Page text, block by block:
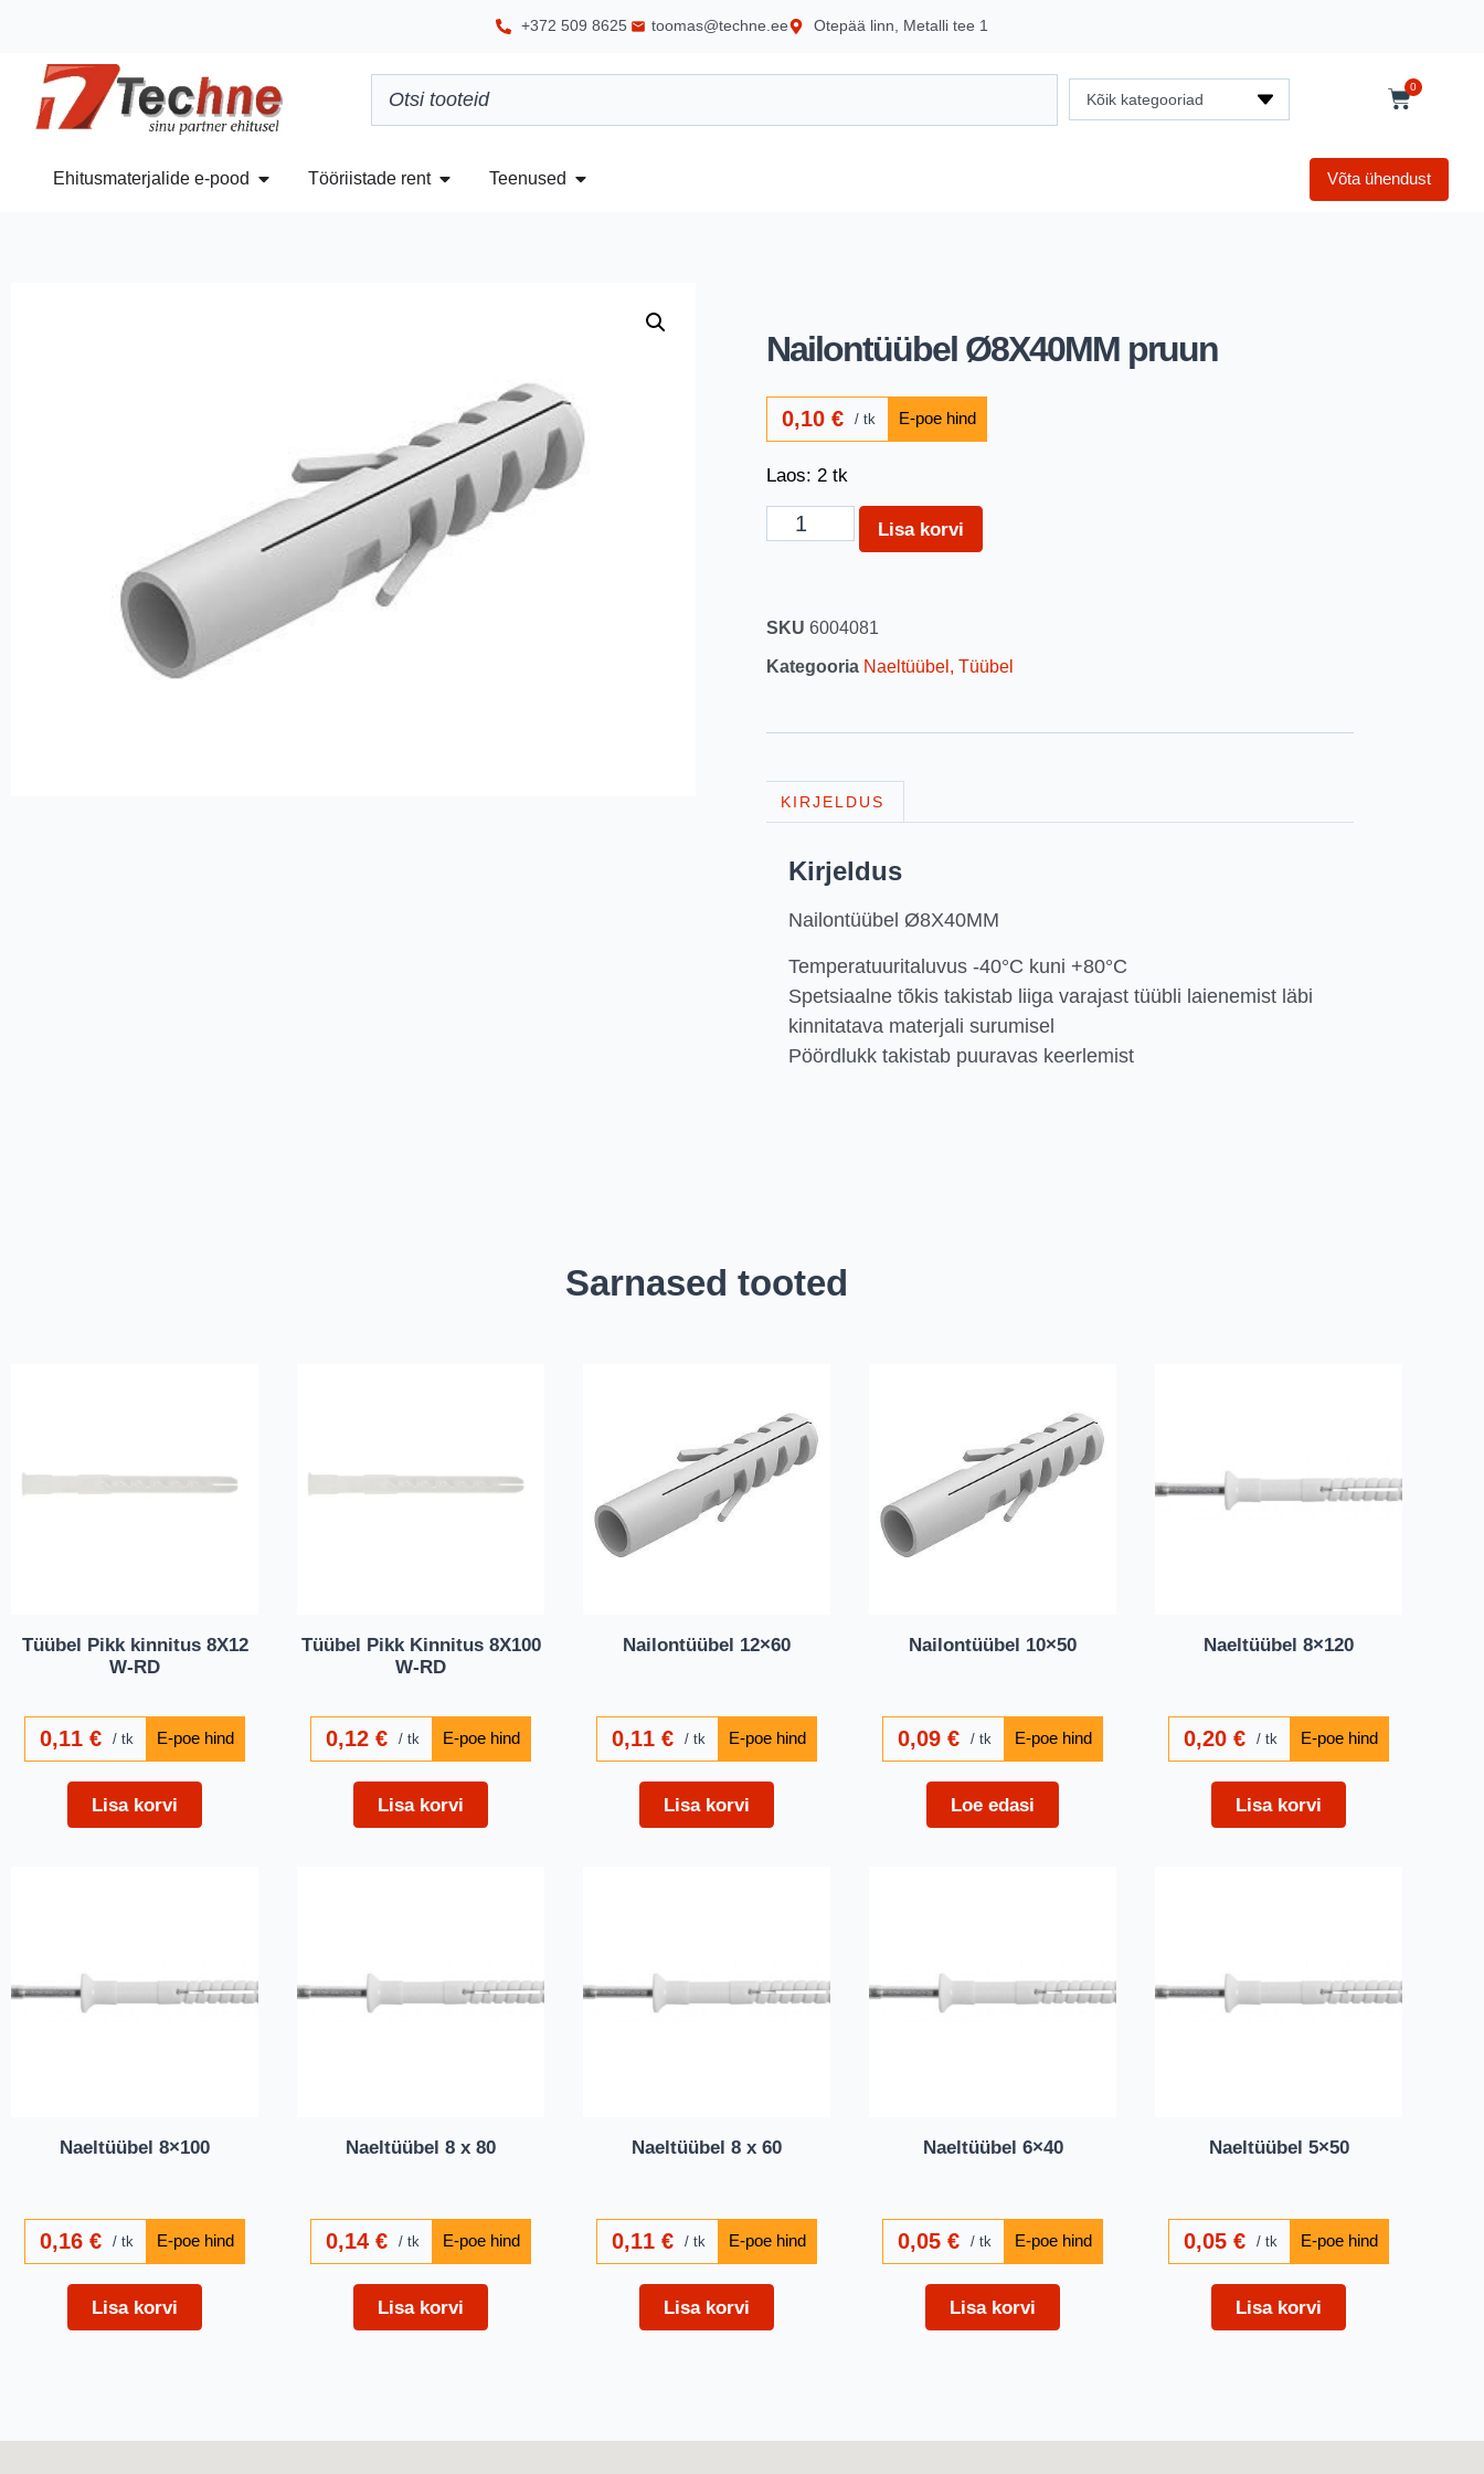
+372 509 8625 toomas@techne.ee Otepää linn, Metalli tee 1
Kõik kategooriad
0
Ehitusmaterjalide e-pood Tööriistade rent Teenused Võta ühendust
Nailontüübel Ø8X40MM pruun
0,10€ tk
Laos: 2 tk
Lisa korvi
SKU 6004081
Kategooria Naeltüübel, Tüübel
KIRJELDUS
Kirjeldus
Nailontüübel Ø8X40MM
Temperatuuritaluvus -40°C kuni +80°C
Spetsiaalne tõkis takistab liiga varajast tüübli laienemist läbi
kinnitatava materjali surumisel
Pöördlukk takistab puuravas keerlemist
Sarnased tooted
Tüübel Pikk kinnitus 8X12
W-RD
0,11€ tk
Lisa korvi
Tüübel Pikk Kinnitus 8X100
W-RD
0,12€ tk
Lisa korvi
Nailontüübel 12×60
0,11€ tk
Lisa korvi
Nailontüübel 10×50
0,09€ tk
Loe edasi
Naeltüübel 8×120
0,20€ tk
Lisa korvi
Naeltüübel 8×100
0,16€ tk
Lisa korvi
Naeltüübel 8 x 80
0,14€ tk
Lisa korvi
Naeltüübel 8 x 60
0,11€ tk
Lisa korvi
Naeltüübel 6×40
0,05€ tk
Lisa korvi
Naeltüübel 5×50
0,05€ tk
Lisa korvi